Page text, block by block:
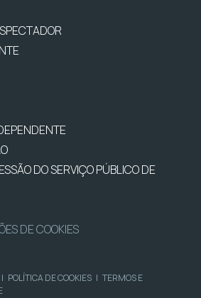
DO SERVIÇO PÚBLICO DE
DE COOKIES
| POLÍTICA DE COOKIES | TERMOS E